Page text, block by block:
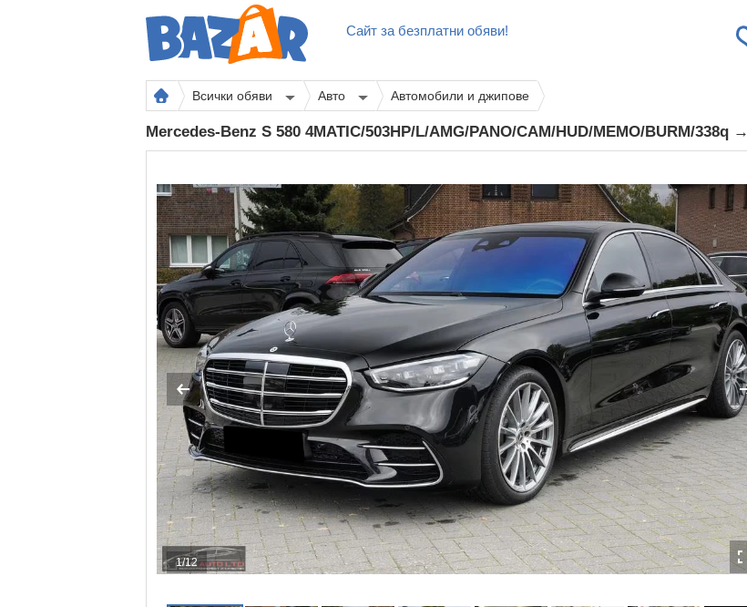
Сайт за безплатни обяви!
Всички обяви Авто Автомобили и джипове
Mercedes-Benz S 580 4MATIC/503HP/L/AMG/PANO/CAM/HUD/MEMO/BURM/338q →
1/12